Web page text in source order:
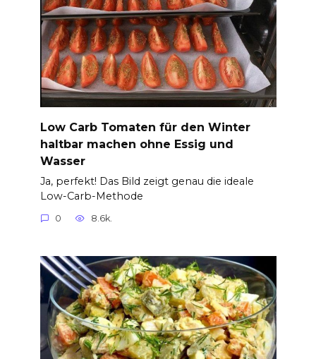
Low Carb Tomaten für den Winter
haltbar machen ohne Essig und
Wasser
Ja, perfekt! Das Bild zeigt genau die ideale
Low-Carb-Methode
0 8.6k.